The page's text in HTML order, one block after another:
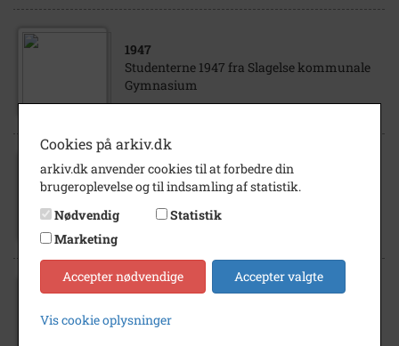
1947
Studenterne 1947 fra Slagelse kommunale
Gymnasium
1961
Slagelse kommunale gymnasium
Lærerkollegiet juni 1961
1966
Christian Nielsen, rektor for Slagelse
Cookies på arkiv.dk
arkiv.dk anvender cookies til at forbedre din
brugeroplevelse og til indsamling af statistik.
Nødvendig
Statistik
Marketing
Accepter nødvendige Accepter valgte
Vis cookie oplysninger